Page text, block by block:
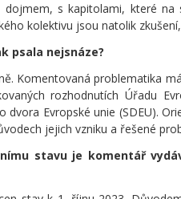
s kapitolami, které
kolektivu jsou natolik
psala nejsnáze?
Komentovaná problematika
rozhodnutích Úřadu
dvora Evropské unie (SDEU).
jejich vzniku a řešené
stavu je komentář